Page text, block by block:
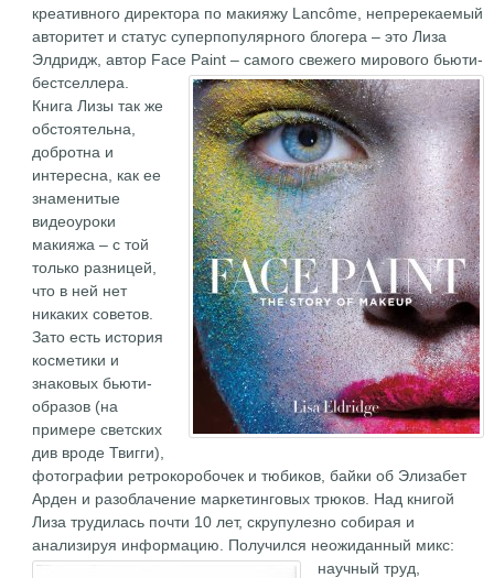
креативного директора по макияжу Lancôme, непререкаемый
авторитет и статус суперпопулярного блогера – это Лиза
Элдридж, автор Face Paint – самого свежего мирового бьюти-
бестселлера.
Книга Лизы так же
обстоятельна,
добротна и
интересна, как ее
знаменитые
видеоуроки
макияжа – с той
только разницей,
что в ней нет
никаких советов.
Зато есть история
косметики и
знаковых бьюти-
образов (на
примере светских
див вроде Твигги),
фотографии ретрокоробочек и тюбиков, байки об Элизабет
Арден и разоблачение маркетинговых трюков. Над книгой
Лиза трудилась почти 10 лет, скрупулезно собирая и
анализируя информацию.
Получился неожиданный микс:
научный труд,